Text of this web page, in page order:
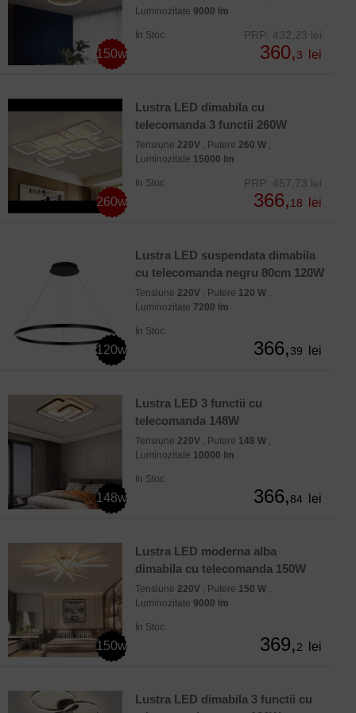
150w
Luminozitate 9000 lm
In Stoc PRP: 432,23 lei
360,3 lei
260w
Lustra LED dimabila cu
telecomanda 3 functii 260W
Tensiune 220V , Putere 260 W ,
Luminozitate 15000 lm
In Stoc PRP: 457,73 lei
366,18 lei
120w
Lustra LED suspendata dimabila
cu telecomanda negru 80cm 120W
Tensiune 220V , Putere 120 W ,
Luminozitate 7200 lm
In Stoc
366,39 lei
148w
Lustra LED 3 functii cu
telecomanda 148W
Tensiune 220V , Putere 148 W ,
Luminozitate 10000 lm
In Stoc
366,84 lei
150w
Lustra LED moderna alba
dimabila cu telecomanda 150W
Tensiune 220V , Putere 150 W ,
Luminozitate 9000 lm
In Stoc
369,2 lei
Lustra LED dimabila 3 functii cu